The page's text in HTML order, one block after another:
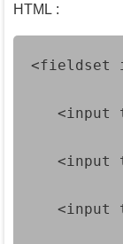
HTML :
<fieldset
<input
<input
<input